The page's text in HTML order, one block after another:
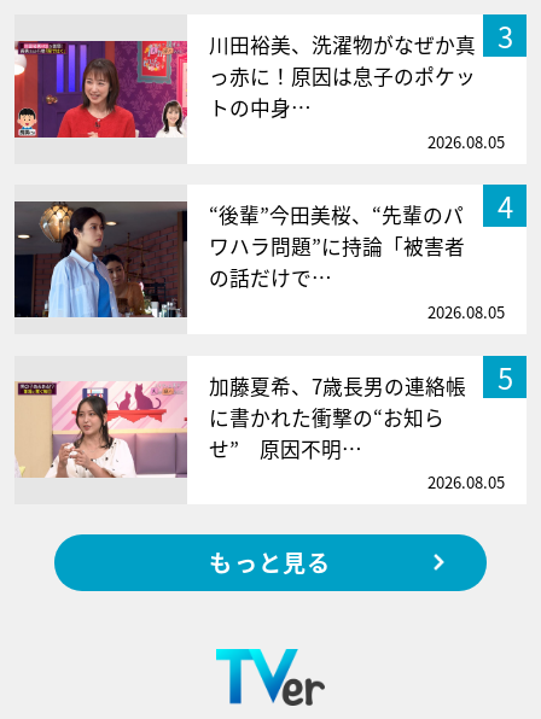
3
川田裕美、洗濯物がなぜか真
っ赤に！原因は息子のポケッ
トの中身…
2026.08.05
4
“後輩”今田美桜、“先輩のパ
ワハラ問題”に持論「被害者
の話だけで…
2026.08.05
5
加藤夏希、7歳長男の連絡帳
に書かれた衝撃の“お知ら
せ” 原因不明…
2026.08.05
もっと見る